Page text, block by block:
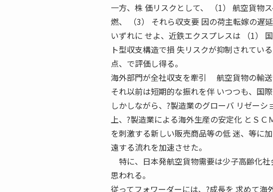
一方、株 価リスクとして、 （1） 航空貨物
燃、 （3） それら収支要 因の荷主転嫁の遅
いずれに せよ、近鉄エクスプレスは （1）
ト型収支構造で損 失リスクが抑制されてい
点、で評価し得る。
海外部門が全社収支を牽引 航空貨物の輸送
それ以前は短期的な振れを伴 いつつも、国
しかしながら、?製造業のグローバ リゼー
上、?製造業による海外生産の安定化 とＳ
を刺激する新しい販売商品等の低 迷、等に
遠する流れを加速させた。
特に、日本発航空貨物需要は少子高齢化
思われる。
従ってフォワーダーには、?成長を 求めて